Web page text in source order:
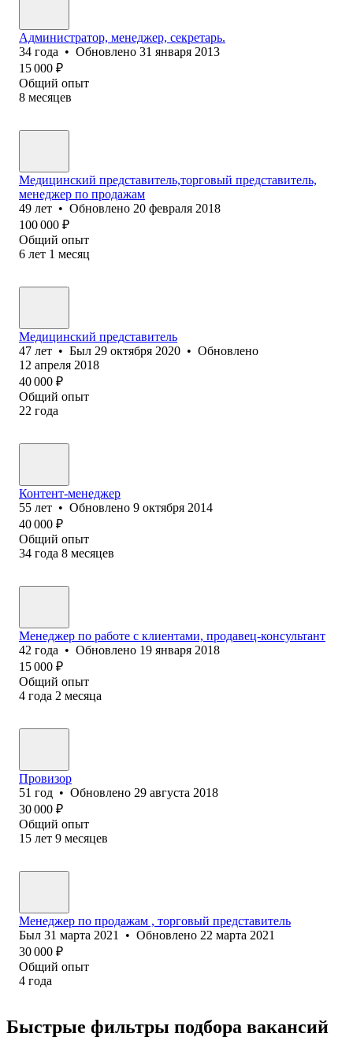
Администратор, менеджер, секретарь.
34 года • Обновлено 31 января 2013
15 000 ₽
Общий опыт
8 месяцев
Медицинский представитель,торговый представитель,
менеджер по продажам
49 лет • Обновлено 20 февраля 2018
100 000 ₽
Общий опыт
6 лет 1 месяц
Медицинский представитель
47 лет • Был 29 октября 2020 • Обновлено
12 апреля 2018
40 000 ₽
Общий опыт
22 года
Контент-менеджер
55 лет • Обновлено 9 октября 2014
40 000 ₽
Общий опыт
34 года 8 месяцев
Менеджер по работе с клиентами, продавец-консультант
42 года • Обновлено 19 января 2018
15 000 ₽
Общий опыт
4 года 2 месяца
Провизор
51 год • Обновлено 29 августа 2018
30 000 ₽
Общий опыт
15 лет 9 месяцев
Менеджер по продажам , торговый представитель
Был 31 марта 2021 • Обновлено 22 марта 2021
30 000 ₽
Общий опыт
4 года
Быстрые фильтры подбора вакансий